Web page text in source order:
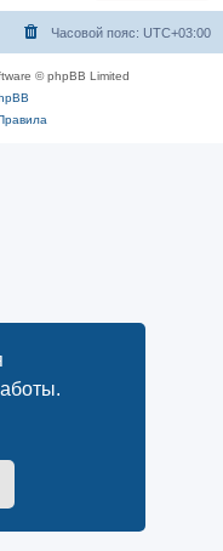
Часовой пояс: UTC+03:00
© phpBB Limited